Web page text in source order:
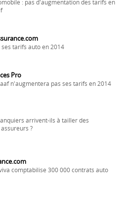
: pas d'augmentation des tarifs en
ses tarifs auto en 2014
Pro
n'augmentera pas ses tarifs en 2014
arrivent-ils à tailler des
?
comptabilise 300 000 contrats auto